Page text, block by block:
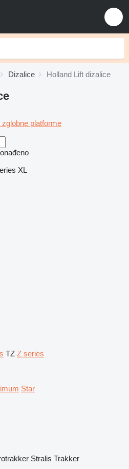
Dizalice Holland Lift dizalice
zglobne platforme
XL
TZ Z series
Star
Stralis Trakker